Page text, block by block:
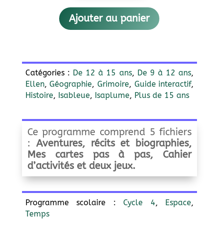
Ajouter au panier
Catégories : De 12 à 15 ans, De 9 à 12 ans,
Ellen,Géographie,Grimoire, Guide interactif,
Histoire, Isableue, Isaplume, Plus de 15 ans
Ce programme comprend 5 fichiers
: Aventures, récits et biographies,
Mes cartes pas à pas, Cahier
d’activités et deux jeux.
Programme scolaire :Cycle 4, Espace,
Temps